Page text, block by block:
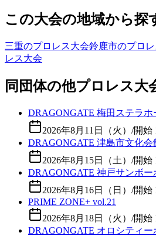
この大会の地域から探
三重のプロレス大会鈴鹿市のプロ
レス大会
同団体の他プロレス大
DRAGONGATE 梅田ステラホ
2026年8月11日（火） /開始
DRAGONGATE 津島市文化会
2026年8月15日（土） /開始
DRAGONGATE 神戸サンボー
2026年8月16日（日） /開始
PRIME ZONE+ vol.21
2026年8月18日（火） /開始
DRAGONGATE オロシティー